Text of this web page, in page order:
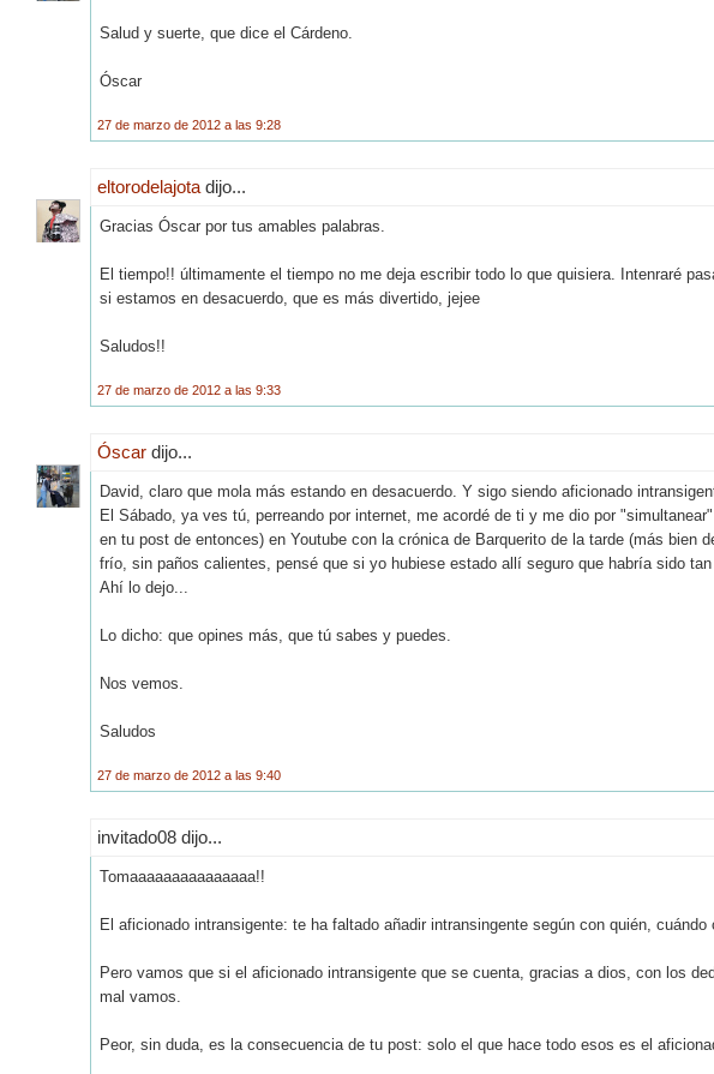
Salud y suerte, que dice el Cárdeno.
Óscar
27 de marzo de 2012 a las 9:28
eltorodelajota dijo...
Gracias Óscar por tus amables palabras.
El tiempo!! últimamente el tiempo no me deja escribir todo lo que quisiera. Intenraré
si estamos en desacuerdo, que es más divertido, jejee
Saludos!!
27 de marzo de 2012 a las 9:33
Óscar dijo...
David, claro que mola más estando en desacuerdo. Y sigo siendo aficionado
El Sábado, ya ves tú, perreando por internet, me acordé de ti y me dio por
en tu post de entonces) en Youtube con la crónica de Barquerito de la tarde (más bien
frío, sin paños calientes, pensé que si yo hubiese estado allí seguro que habría sido
Ahí lo dejo...
Lo dicho: que opines más, que tú sabes y puedes.
Nos vemos.
Saludos
27 de marzo de 2012 a las 9:40
invitado08 dijo...
Tomaaaaaaaaaaaaaaa!!
El aficionado intransigente: te ha faltado añadir intransingente según con quién, cuándo
Pero vamos que si el aficionado intransigente que se cuenta, gracias a dios, con los
mal vamos.
Peor, sin duda, es la consecuencia de tu post: solo el que hace todo esos es el